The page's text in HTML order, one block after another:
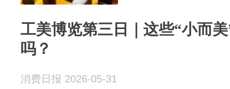
工美博览第三日｜这些“小而
吗？
消费日报 2026-05-31